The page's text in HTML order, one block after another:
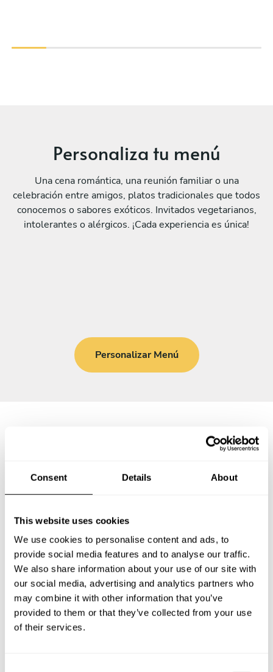
Consent Details About
This website uses cookies
We use cookies to personalise content and ads, to
provide social media features and to analyse our traffic.
We also share information about your use of our site with
our social media, advertising and analytics partners who
may combine it with other information that you’ve
provided to them or that they’ve collected from your use
of their services.
Personaliza tu menú
Una cena romántica, una reunión familiar o una
celebración entre amigos, platos tradicionales que todos
conocemos o sabores exóticos. Invitados vegetarianos,
intolerantes o alérgicos. ¡Cada experiencia es única!
Personalizar Menú
Preguntas frecuentes
Estas son las preguntas más frecuentes sobre Chef a
Domicilio en San Isidro.
¿Qué incluye un servicio de Chef a Domicilio en San
Isidro?
¿Cuánto cuesta un Chef a Domicilio en San Isidro?
¿Cómo puedo reservar un Chef a Domicilio en San